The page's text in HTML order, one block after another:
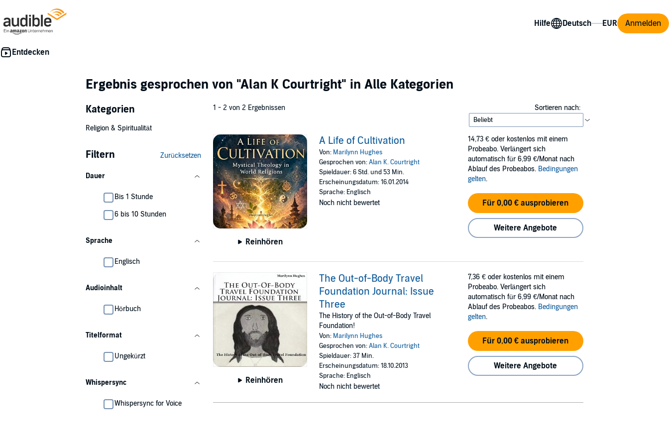
Hilfe Anmelden
Ergebnis gesprochen von "Alan K Courtright" in Alle Kategorien
Kategorien
Religion & Spiritualität
Filtern Zurücksetzen
Dauer
Bis 1 Stunde
6 bis 10 Stunden
Sprache
Englisch
Audioinhalt
Hörbuch
Titelformat
Ungekürzt
Whispersync
Whispersync for Voice
1 - 2 von 2 Ergebnissen Sortieren nach:
Reinhören
A Life of Cultivation
Von: Marilynn Hughes
Gesprochen von:Alan K. Courtright
Spieldauer: 6 Std. und 53 Min.
Erscheinungsdatum: 16.01.2014
Sprache: Englisch
Noch nicht bewertet
14,73 € oder kostenlos mit einem
Probeabo. Verlängert sich
automatisch für 6,99 €/Monat nach
Ablauf des Probeabos. Bedingungen
gelten.
Für 0,00 € ausprobieren
Weitere Angebote
Reinhören
The Out-of-Body Travel
Foundation Journal: Issue
Three
The History of the Out-of-Body Travel
Foundation!
Von: Marilynn Hughes
Gesprochen von:Alan K. Courtright
Spieldauer: 37 Min.
Erscheinungsdatum: 18.10.2013
Sprache: Englisch
Noch nicht bewertet
7,36 € oder kostenlos mit einem
Probeabo. Verlängert sich
automatisch für 6,99 €/Monat nach
Ablauf des Probeabos. Bedingungen
gelten.
Für 0,00 € ausprobieren
Weitere Angebote